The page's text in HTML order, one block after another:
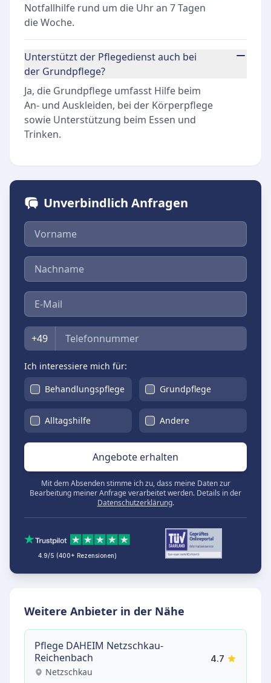
Notfallhilfe rund um die Uhr an 7 Tagen
die Woche.
Unterstützt der Pflegedienst auch bei
der Grundpflege?
Ja, die Grundpflege umfasst Hilfe beim
An- und Auskleiden, bei der Körperpflege
sowie Unterstützung beim Essen und
Trinken.
Unverbindlich Anfragen
Vorname
Nachname
E-Mail
Telefon
+49
Ich interessiere mich für:
Behandlungspflege
Grundpflege
Alltagshilfe Andere
Angebote erhalten
Mit dem Absenden stimme ich zu, dass meine Daten zur
Bearbeitung meiner Anfrage verarbeitet werden. Details in der
Datenschutzerklärung.
4.9/5 (400+ Rezensionen)
Weitere Anbieter in der Nähe
Pflege DAHEIM Netzschkau-
Reichenbach
Netzschkau
4.7